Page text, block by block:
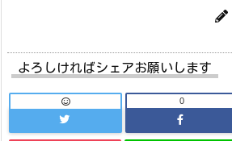
よろしければシェアお願いします
0